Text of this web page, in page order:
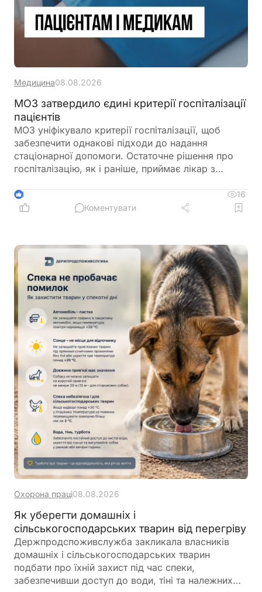
Медицина08.08.2026
МОЗ затвердило єдині критерії госпіталізації
пацієнтів
МОЗ уніфікувало критерії госпіталізації, щоб
забезпечити однакові підходи до надання
стаціонарної допомоги. Остаточне рішення про
госпіталізацію, як і раніше, приймає лікар з
3
16
Коментувати
Охорона праці08.08.2026
Як уберегти домашніх і
сільськогосподарських тварин від перегріву
Держпродспоживслужба закликала власників
домашніх і сільськогосподарських тварин
подбати про їхній захист під час спеки,
забезпечивши доступ до води, тіні та належних